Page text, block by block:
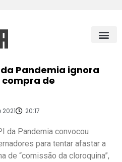
Pandemia ignora
de
20:17
da Pandemia convocou
para tentar afastar a
de “comissão da cloroquina”,